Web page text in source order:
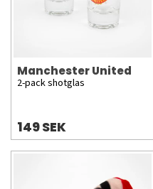
Manchester United
2-pack shotglas
149 SEK